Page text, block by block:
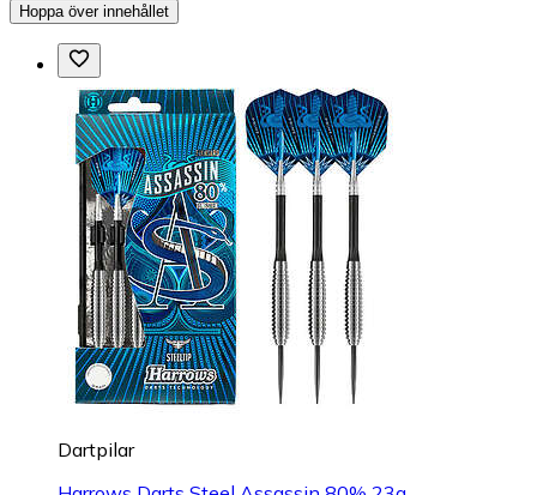
Hoppa över innehållet
Dartpilar